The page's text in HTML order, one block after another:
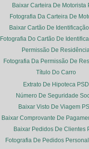
Baixar Carteira De Motorista
Fotografia Da Carteira De
Baixar Cartão De
Fotografia Do Cartão De
Permissão De
Fotografia Da Permissão De
Título Do Carro
Extrato De Hipoteca PSD
Número De Seguridade
Baixar Visto De Viagem
Baixar Comprovante De
Baixar Pedidos De Clientes
Fotografia De Pedidos